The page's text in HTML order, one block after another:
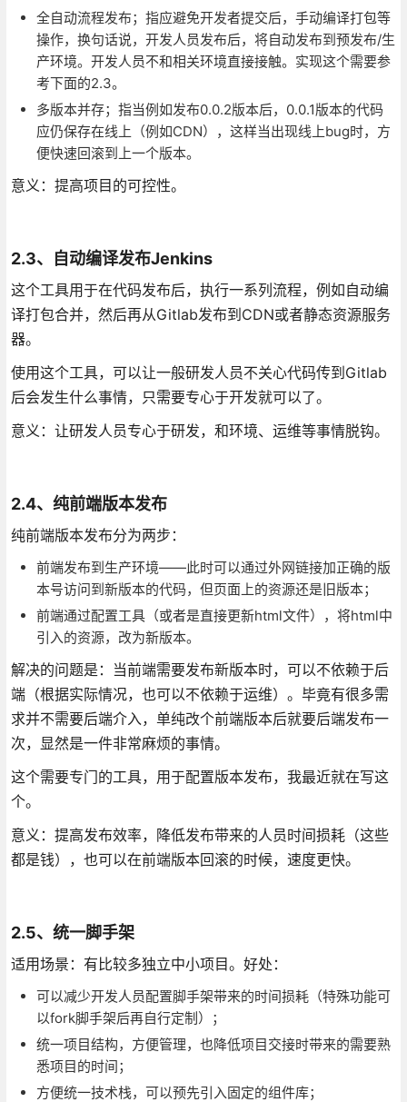
全自动流程发布；指应避免开发者提交后，手动编译打包等
操作，换句话说，开发人员发布后，将自动发布到预发布/生
产环境。开发人员不和相关环境直接接触。实现这个需要参
考下面的2.3。
多版本并存；指当例如发布0.0.2版本后，0.0.1版本的代码
应仍保存在线上（例如CDN），这样当出现线上bug时，方
便快速回滚到上一个版本。
意义：提高项目的可控性。
2.3、自动编译发布Jenkins
这个工具用于在代码发布后，执行一系列流程，例如自动编
译打包合并，然后再从Gitlab发布到CDN或者静态资源服务
器。
使用这个工具，可以让一般研发人员不关心代码传到Gitlab
后会发生什么事情，只需要专心于开发就可以了。
意义：让研发人员专心于研发，和环境、运维等事情脱钩。
2.4、纯前端版本发布
纯前端版本发布分为两步：
前端发布到生产环境——此时可以通过外网链接加正确的版
本号访问到新版本的代码，但页面上的资源还是旧版本；
前端通过配置工具（或者是直接更新html文件），将html中
引入的资源，改为新版本。
解决的问题是：当前端需要发布新版本时，可以不依赖于后
端（根据实际情况，也可以不依赖于运维）。毕竟有很多需
求并不需要后端介入，单纯改个前端版本后就要后端发布一
次，显然是一件非常麻烦的事情。
这个需要专门的工具，用于配置版本发布，我最近就在写这
个。
意义：提高发布效率，降低发布带来的人员时间损耗（这些
都是钱），也可以在前端版本回滚的时候，速度更快。
2.5、统一脚手架
适用场景：有比较多独立中小项目。好处：
可以减少开发人员配置脚手架带来的时间损耗（特殊功能可
以fork脚手架后再自行定制）；
统一项目结构，方便管理，也降低项目交接时带来的需要熟
悉项目的时间；
方便统一技术栈，可以预先引入固定的组件库；